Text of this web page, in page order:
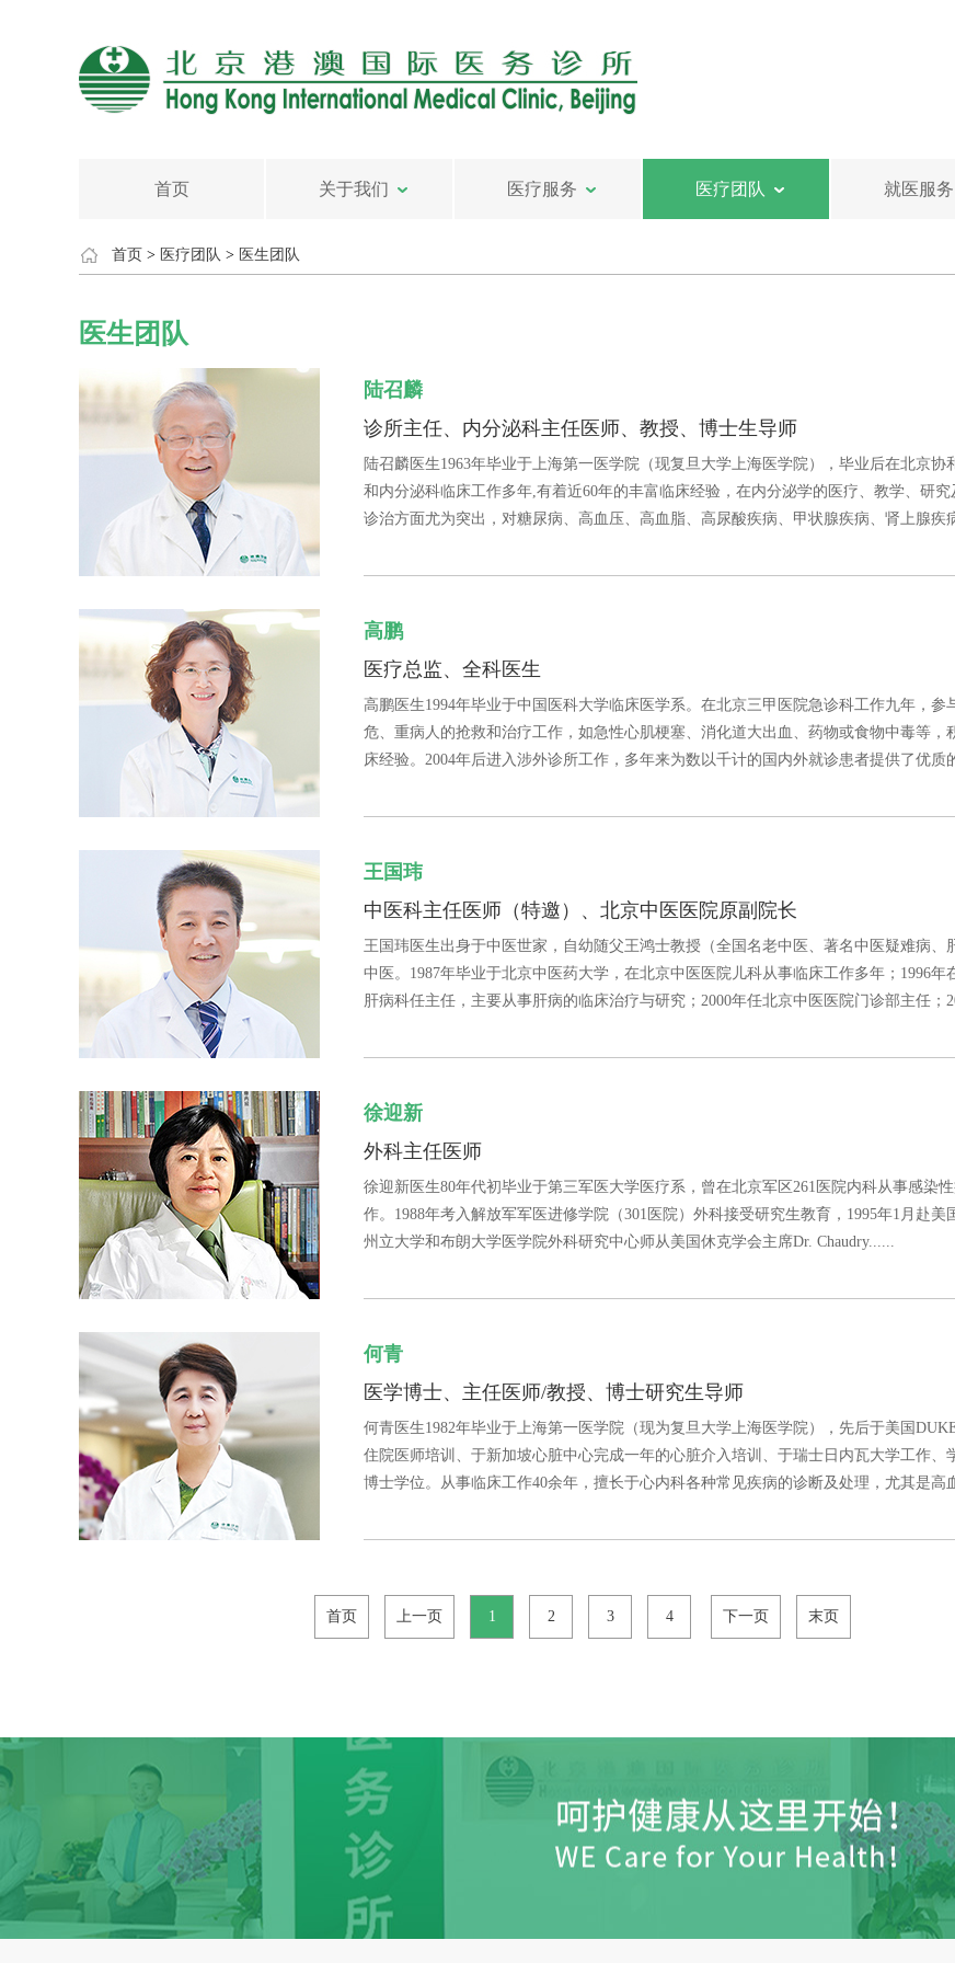
首页 关于我们 医疗服务 医疗团队 就医服务
首页 > 医疗团队 > 医生团队
医生团队
陆召麟
诊所主任、内分泌科主任医师、教授、博士生导师
陆召麟医生1963年毕业于上海第一医学院（现复旦大学上海医学院），毕业后在北京协
和内分泌科临床工作多年,有着近60年的丰富临床经验，在内分泌学的医疗、教学、研究
诊治方面尤为突出，对糖尿病、高血压、高血脂、高尿酸疾病、甲状腺疾病、肾上腺疾
高鹏
医疗总监、全科医生
高鹏医生1994年毕业于中国医科大学临床医学系。在北京三甲医院急诊科工作九年，参
危、重病人的抢救和治疗工作，如急性心肌梗塞、消化道大出血、药物或食物中毒等，
床经验。2004年后进入涉外诊所工作，多年来为数以千计的国内外就诊患者提供了优质
王国玮
中医科主任医师（特邀）、北京中医医院原副院长
王国玮医生出身于中医世家，自幼随父王鸿士教授（全国名老中医、著名中医疑难病、
中医。1987年毕业于北京中医药大学，在北京中医医院儿科从事临床工作多年；1996年
肝病科任主任，主要从事肝病的临床治疗与研究；2000年任北京中医医院门诊部主任；
徐迎新
外科主任医师
徐迎新医生80年代初毕业于第三军医大学医疗系，曾在北京军区261医院内科从事感染
作。1988年考入解放军军医进修学院（301医院）外科接受研究生教育，1995年1月赴美
州立大学和布朗大学医学院外科研究中心师从美国休克学会主席Dr. Chaudry......
何青
医学博士、主任医师/教授、博士研究生导师
何青医生1982年毕业于上海第一医学院（现为复旦大学上海医学院），先后于美国
住院医师培训、于新加坡心脏中心完成一年的心脏介入培训、于瑞士日内瓦大学工作、
博士学位。从事临床工作40余年，擅长于心内科各种常见疾病的诊断及处理，尤其是高
首页 上一页 1 2 3 4 下一页 末页